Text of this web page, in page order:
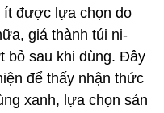
ít được lựa chọn do
giá thành túi ni-
bỏ sau khi dùng. Đây
để thấy nhận thức
xanh, lựa chọn sản